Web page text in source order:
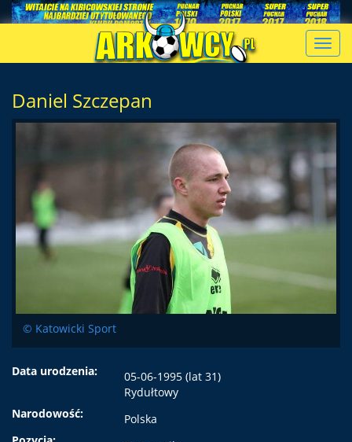
Daniel Szczepan
© Katowicki Sport
Data urodzenia:
05-06-1995 (lat 31)
Rydułtowy
Narodowość:
Polska